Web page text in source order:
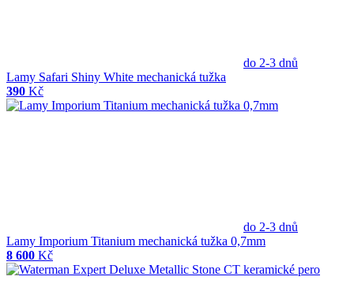
do 2-3 dnů
Lamy Safari Shiny White mechanická tužka
390 Kč
do 2-3 dnů
Lamy Imporium Titanium mechanická tužka 0,7mm
8 600 Kč